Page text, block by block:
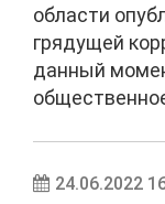
области
грядущей
данный
24.06.2022